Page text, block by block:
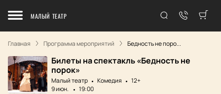
МАЛЫЙ ТЕАТР
Главная Программа мероприятий Бедность не поро...
Билеты на спектакль «Бедность не
порок»
Малый театр Комедия
12+
9 июн.
19:00